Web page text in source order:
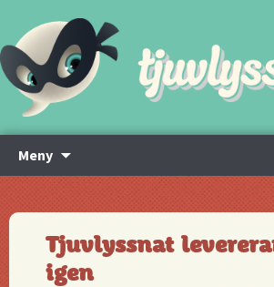
Meny
innehåll
Tjuvlyssnat
igen